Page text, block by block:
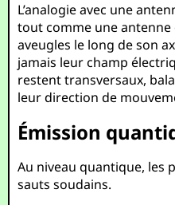
L’analogie avec une
tout comme une antenne
aveugles le long de son
jamais leur champ
restent transversaux,
leur direction de
Émission
Au niveau quantique, les
sauts soudains.